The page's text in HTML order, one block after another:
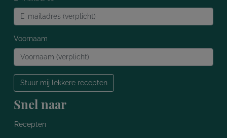
Voornaam
Stuur mij lekkere recepten
Snel naar
Recepten